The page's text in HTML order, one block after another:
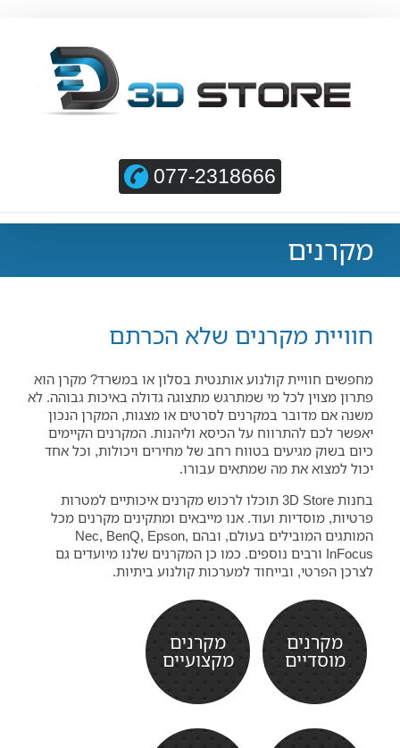
077-2318666
מקרנים
חוויית מקרנים שלא הכרתם
מחפשים חוויית קולנוע אותנטית בסלון או במשרד? מקרן הוא
פתרון מצוין לכל מי שמתרגש מתצוגה גדולה באיכות גבוהה. לא
משנה אם מדובר במקרנים לסרטים או מצגות, המקרן הנכון
יאפשר לכם להתרווח על הכיסא וליהנות. המקרנים הקיימים
כיום בשוק מגיעים בטווח רחב של מחירים ויכולות, וכל אחד
יכול למצוא את מה שמתאים עבורו.
בחנות 3D Store תוכלו לרכוש מקרנים איכותיים למטרות
פרטיות, מוסדיות ועוד. אנו מייבאים ומתקינים מקרנים מכל
המותגים המובילים בעולם, ובהם Nec, BenQ, Epson,
InFocus ורבים נוספים. כמו כן המקרנים שלנו מיועדים גם
לצרכן הפרטי, ובייחוד למערכות קולנוע ביתיות.
מקרנים
מוסדיים
מקרנים
מקצועיים